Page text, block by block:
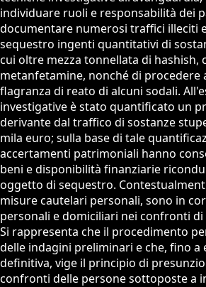
individuare ruoli e responsabilità dei
documentare numerosi traffici illeciti
sequestro ingenti quantitativi di
cui oltre mezza tonnellata di hashish,
metanfetamine, nonché di procedere
flagranza di reato di alcuni sodali.
investigative è stato quantificato un
derivante dal traffico di sostanze
mila euro; sulla base di tale
accertamenti patrimoniali hanno
beni e disponibilità finanziarie
oggetto di sequestro.
misure cautelari personali, sono in
personali e domiciliari nei confronti
Si rappresenta che il procedimento
delle indagini preliminari e che, fino a
definitiva, vige il principio di
confronti delle persone sottoposte a